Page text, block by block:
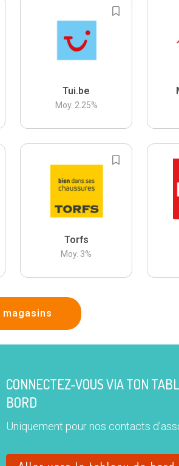
Tui.be
Moy. 2.25%
Torfs
Moy. 3%
CONNECTEZ-VOUS VIA TON
BORD
Uniquement pour nos contacts